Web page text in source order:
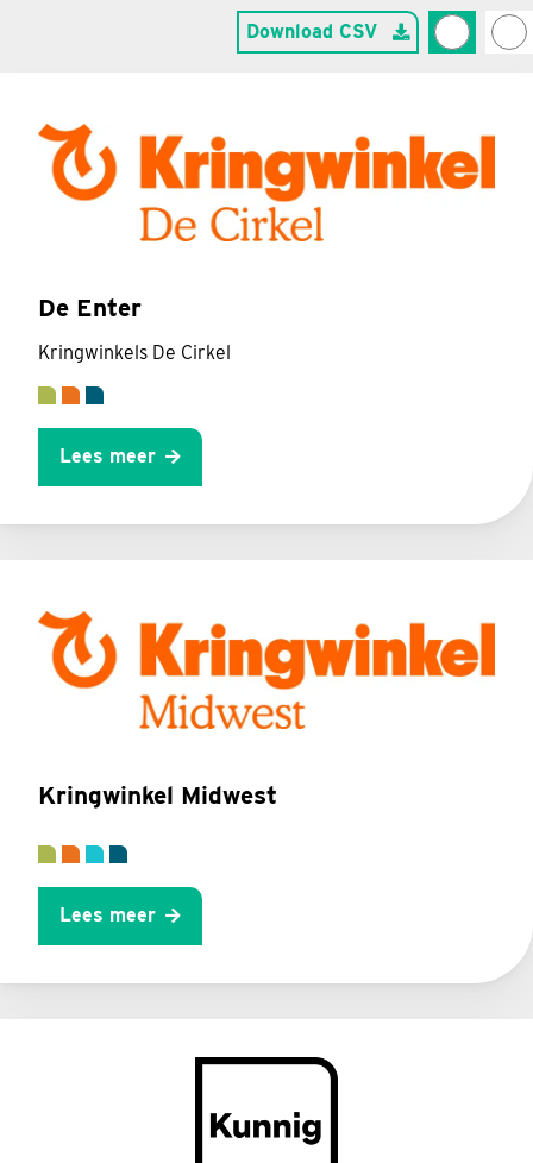
Download CSV
De Enter
Kringwinkels De Cirkel
Lees meer
Kringwinkel Midwest
Lees meer